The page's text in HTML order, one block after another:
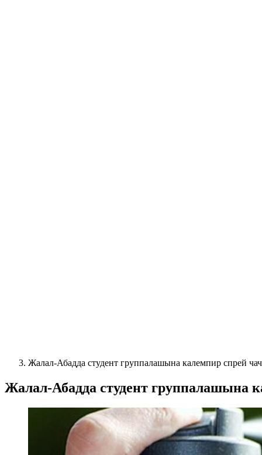
Жалал-Абадда студент группалашына калемпир спрей
Жалал-Абадда студент группалашына